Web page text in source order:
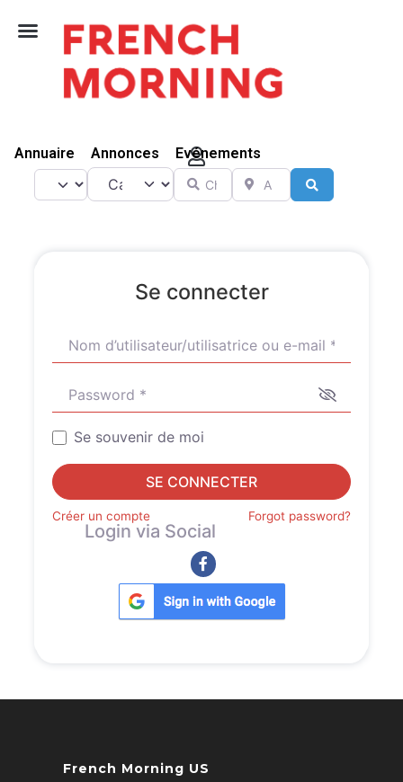
Annuaire Annonces Evénements
Select search type
Catégorie ChercherA proximité de
Se connecter
Se souvenir de moi
SE CONNECTER
Créer un compte Forgot password?
Login via Social
French Morning US